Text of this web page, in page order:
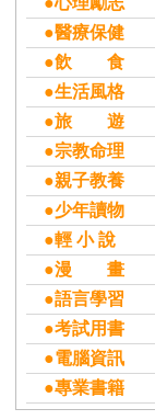
●醫療保健
●飲 食
●生活風格
●旅 遊
●宗教命理
●親子教養
●少年讀物
●輕 小 說
●漫 畫
●語言學習
●考試用書
●電腦資訊
●專業書籍